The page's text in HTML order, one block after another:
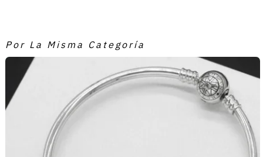
Por La Misma Categoría